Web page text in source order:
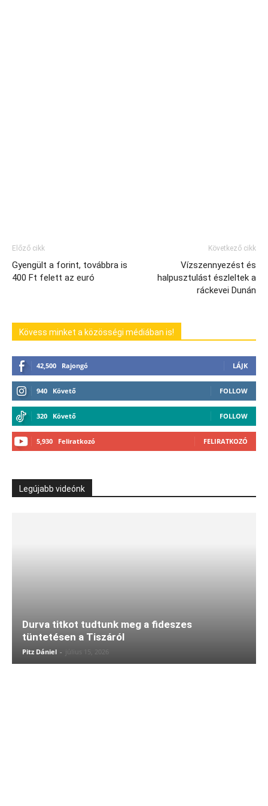
Előző cikk
Gyengült a forint, továbbra is
400 Ft felett az euró
Következő cikk
Vízszennyezést és
halpusztulást észleltek a
ráckevei Dunán
Kövess minket a közösségi médiában is!
42,500 Rajongó LÁJK
940 Követő FOLLOW
320 Követő FOLLOW
5,930 Feliratkozó FELIRATKOZÓ
Legújabb videónk
Durva titkot tudtunk meg a fideszes
tüntetésen a Tiszáról
Pitz Dániel - július 15, 2026